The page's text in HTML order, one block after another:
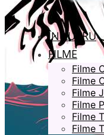
ÎN LUCRU
FILME
Filme
Filme
Filme
Filme
Filme
Filme